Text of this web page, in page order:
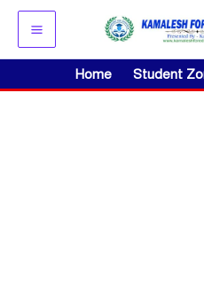
Skip
content
Home Student